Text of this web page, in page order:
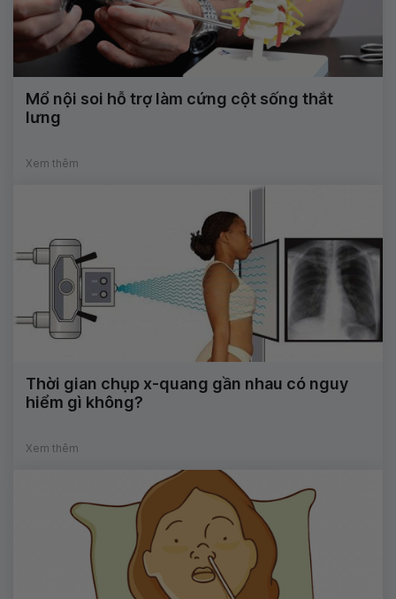
Mổ nội soi hỗ trợ làm cứng cột sống thắt
lưng
Xem thêm
Thời gian chụp x-quang gần nhau có nguy
hiểm gì không?
Xem thêm